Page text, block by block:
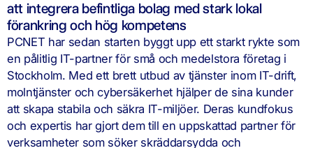
att integrera befintliga bolag med stark lokal
förankring och hög kompetens
PCNET har sedan starten byggt upp ett starkt rykte som
en pålitlig IT-partner för små och medelstora företag i
Stockholm. Med ett brett utbud av tjänster inom IT-drift,
molntjänster och cybersäkerhet hjälper de sina kunder
att skapa stabila och säkra IT-miljöer. Deras kundfokus
och expertis har gjort dem till en uppskattad partner för
verksamheter som söker skräddarsydda och